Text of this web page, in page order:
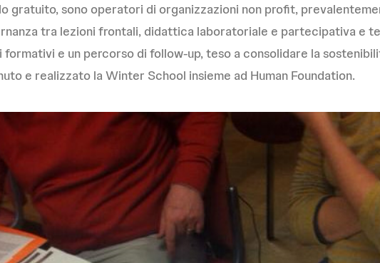
gratuito, sono operatori di organizzazioni non profit,
tra lezioni frontali, didattica laboratoriale e partecipativa e
e un percorso di follow-up, teso a consolidare la
e realizzato la Winter School insieme ad Human Foundation.